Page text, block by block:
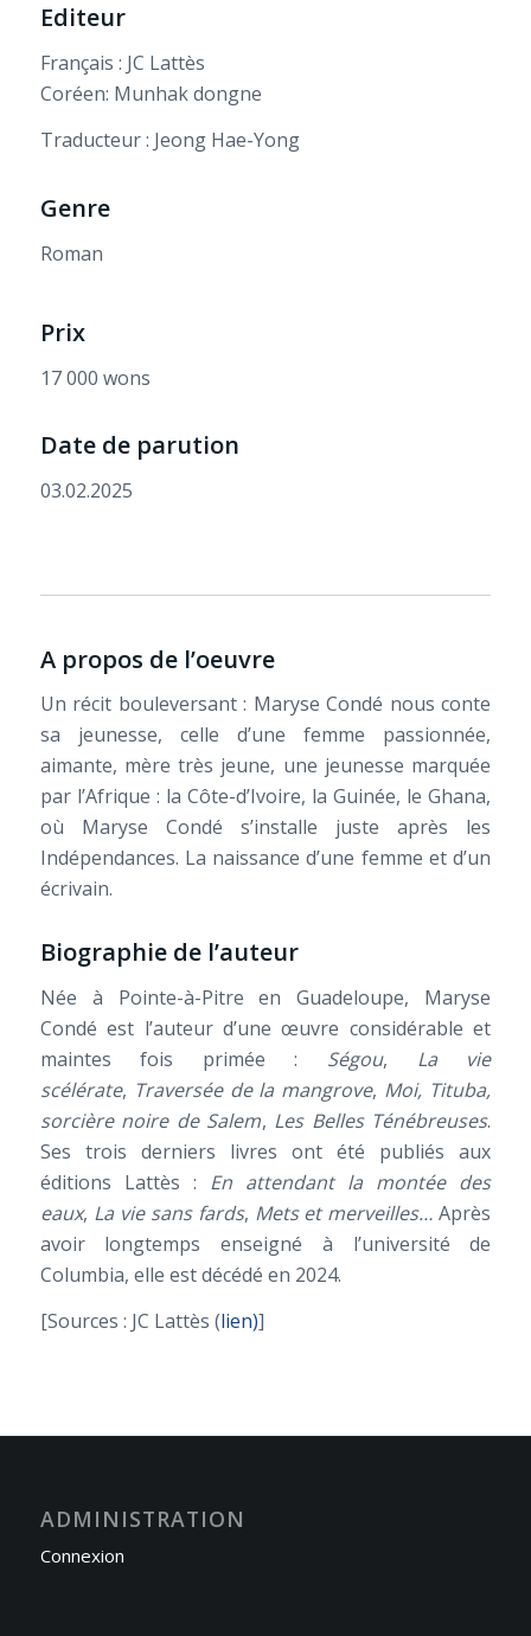
Editeur
Français : JC Lattès
Coréen: Munhak dongne
Traducteur : Jeong Hae-Yong
Genre
Roman
Prix
17 000 wons
Date de parution
03.02.2025
A propos de l’oeuvre
Un récit bouleversant : Maryse Condé nous conte
sa jeunesse, celle d’une femme passionnée,
aimante, mère très jeune, une jeunesse marquée
par l’Afrique : la Côte-d’Ivoire, la Guinée, le Ghana,
où Maryse Condé s’installe juste après les
Indépendances. La naissance d’une femme et d’un
écrivain.
Biographie de l’auteur
Née à Pointe-à-Pitre en Guadeloupe, Maryse
Condé est l’auteur d’une œuvre considérable et
maintes fois primée : Ségou, La vie
scélérate, Traversée de la mangrove, Moi, Tituba,
sorcière noire de Salem, Les Belles Ténébreuses.
Ses trois derniers livres ont été publiés aux
éditions Lattès : En attendant la montée des
eaux, La vie sans fards, Mets et merveilles… Après
avoir longtemps enseigné à l’université de
Columbia, elle est décédé en 2024.
[Sources : JC Lattès (lien)]
ADMINISTRATION
Connexion